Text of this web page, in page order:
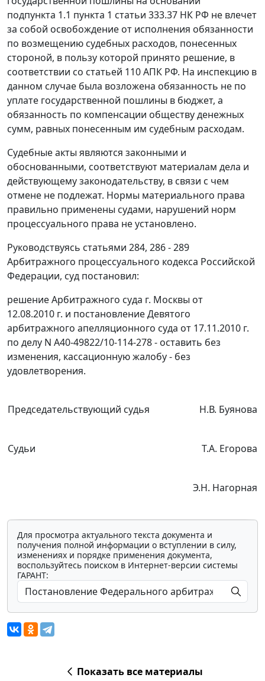
подпункта 1.1 пункта 1 статьи 333.37 НК РФ не влечет
за собой освобождение от исполнения обязанности
по возмещению судебных расходов, понесенных
стороной, в пользу которой принято решение, в
соответствии со статьей 110АПК РФ. На инспекцию в
данном случае была возложена обязанность не по
уплате государственной пошлины в бюджет, а
обязанность по компенсации обществу денежных
сумм, равных понесенным им судебным расходам.
Судебные акты являются законными и
обоснованными, соответствуют материалам дела и
действующему законодательству, в связи с чем
отмене не подлежат. Нормы материального права
правильно применены судами, нарушений норм
процессуального права не установлено.
Руководствуясь статьями 284, 286 - 289
Арбитражного процессуального кодекса Российской
Федерации, суд постановил:
решение Арбитражного суда г. Москвы от
12.08.2010 г. и постановлениеДевятого
арбитражного апелляционного суда от 17.11.2010 г.
по делу N А40-49822/10-114-278 - оставить без
изменения, кассационную жалобу - без
удовлетворения.
Председательствующий судья Н.В. Буянова
Судьи Т.А. Егорова
Э.Н. Нагорная
Для просмотра актуального текста документа и
получения полной информации о вступлении в силу,
изменениях и порядке применения документа,
воспользуйтесь поиском в Интернет-версии системы
ГАРАНТ:
Показать все материалы